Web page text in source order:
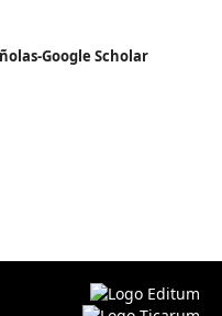
Google Scholar